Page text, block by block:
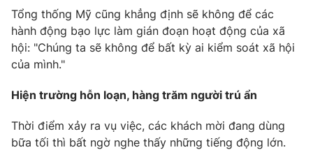
Tổng thống Mỹ cũng khẳng định sẽ không để các
hành động bạo lực làm gián đoạn hoạt động của xã
hội: "Chúng ta sẽ không để bất kỳ ai kiểm soát xã hội
của mình."
Hiện trường hỗn loạn, hàng trăm người trú ẩn
Thời điểm xảy ra vụ việc, các khách mời đang dùng
bữa tối thì bất ngờ nghe thấy những tiếng động lớn.